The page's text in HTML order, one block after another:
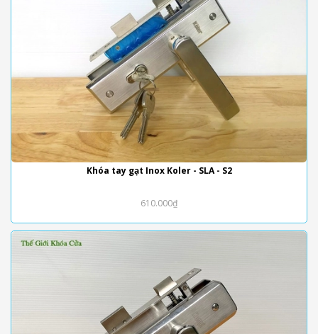
Khóa tay gạt Inox Koler - SLA - S2
610.000₫